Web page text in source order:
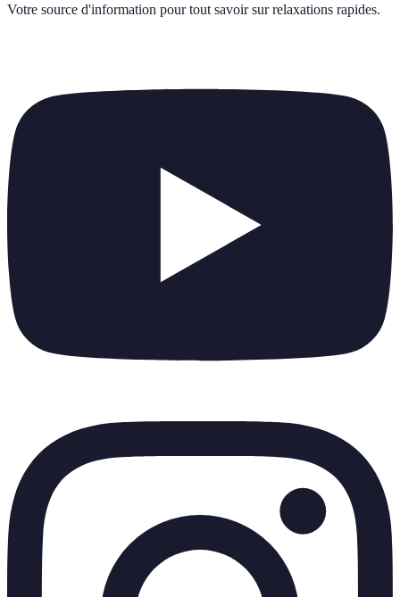
Votre source d'information pour tout savoir sur relaxations rapides.